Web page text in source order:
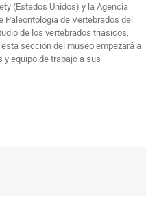
(Estados Unidos) y la Agencia
Paleontología de Vertebrados del
de los vertebrados triásicos,
sección del museo empezará a
equipo de trabajo a sus